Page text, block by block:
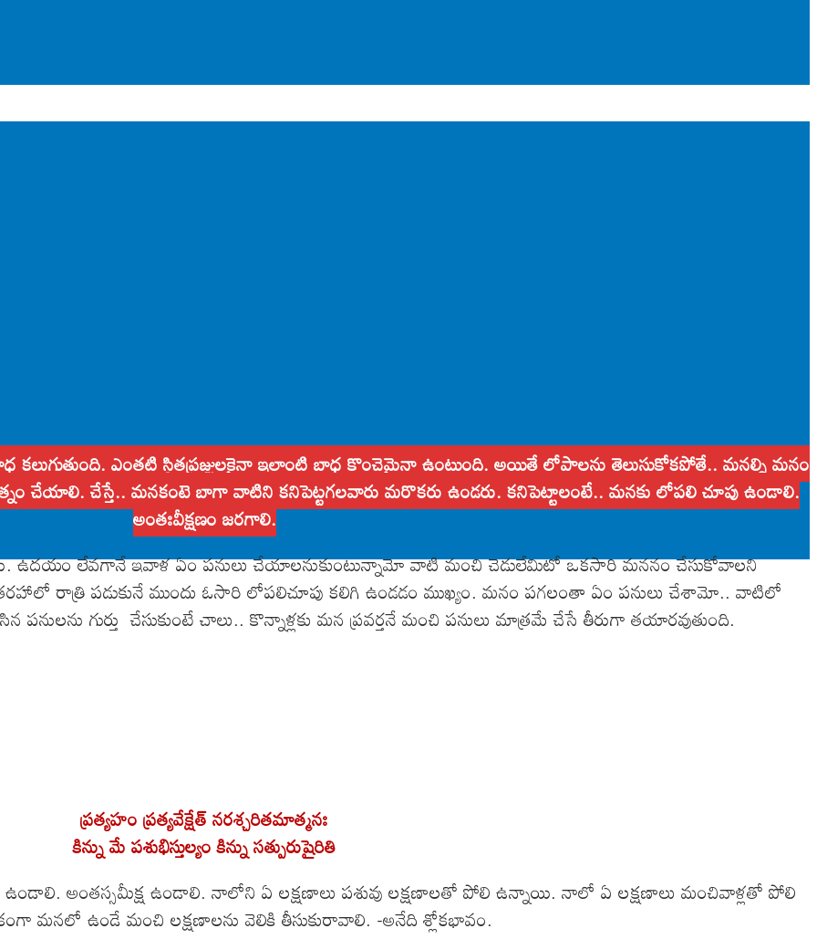
కలుగుతుంది. ఎంతటి స్థితప్రజ్ఞులకైనా ఇలాంటి బాధ కొంచెమైనా ఉంటుంది. అయితే లోపాలను తెలుసుకోకపోతే.. మనల్ని మనం
చేయాలి. చేస్తే.. మనకంటె బాగా వాటిని కనిపెట్టగలవారు మరొకరు ఉండరు. కనిపెట్టాలంటే.. మనకు లోపలి చూపు ఉండాలి.
అంతఃవీక్షణం జరగాలి.
ఉదయం లేవగానే ఇవాళ ఏం పనులు చేయాలనుకుంటున్నామో వాటి మంచి చెడులేమిటో ఒకసారి మననం చేసుకోవాలని
రాత్రి పడుకునే ముందు ఓసారి లోపలిచూపు కలిగి ఉండడం ముఖ్యం. మనం పగలంతా ఏం పనులు చేశామో.. వాటిలో
గుర్తు చేసుకుంటే చాలు.. కొన్నాళ్లకు మన ప్రవర్తనే మంచి పనులు మాత్రమే చేసే తీరుగా తయారవుతుంది.
ప్రత్యహం ప్రత్యవేక్షేత్ నరశ్చరితమాత్మనః
కిన్ను మే పశుభిస్తుల్యం కిన్ను సత్పురుషైరితి
ఉండాలి. అంతస్సమీక్ష ఉండాలి. నాలోని ఏ లక్షణాలు పశువు లక్షణాలతో పోలి ఉన్నాయి. నాలో ఏ లక్షణాలు మంచివాళ్లతో పోలి
మనలో ఉండే మంచి లక్షణాలను వెలికి తీసుకురావాలి. -అనేది శ్లోకభావం.